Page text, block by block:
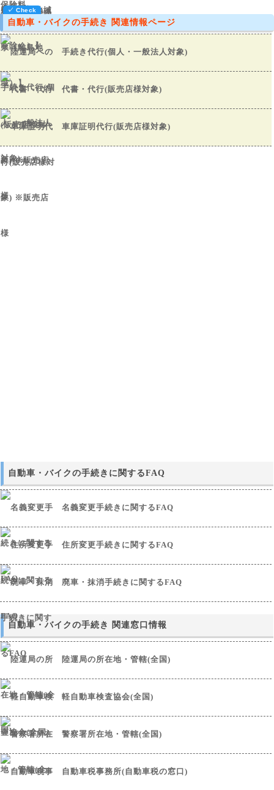
自動車・バイクの手続き 関連情報ページ
手続き代行(個人・一般法人対象)
代書・代行(販売店様対象)
車庫証明代行(販売店様対象)
自動車・バイクの手続きに関するFAQ
名義変更手続きに関するFAQ
住所変更手続きに関するFAQ
廃車・抹消手続きに関するFAQ
自動車・バイクの手続き 関連窓口情報
陸運局の所在地・管轄(全国)
軽自動車検査協会(全国)
警察署所在地・管轄(全国)
自動車税事務所(自動車税の窓口)